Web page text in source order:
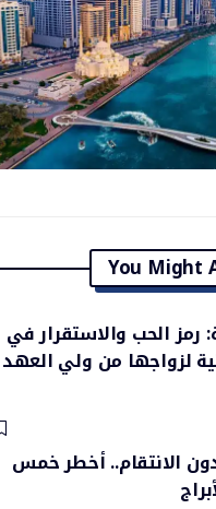
You Might
رمز الحب والاستقرار في
لزواجها من ولي العهد
الانتقام.. أخطر خمس